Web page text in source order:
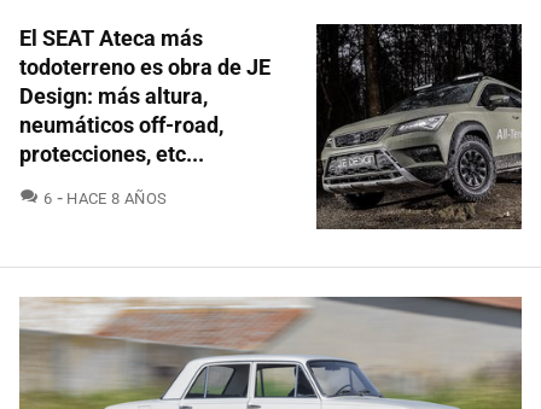
El SEAT Ateca más
todoterreno es obra de JE
Design: más altura,
neumáticos off-road,
protecciones, etc...
6 COMENTARIOS
HACE 8 AÑOS